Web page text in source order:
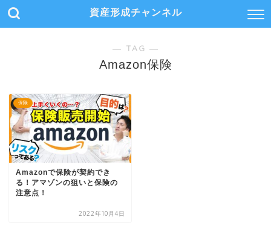
資産形成チャンネル
― TAG ―
Amazon保険
保険
Amazonで保険が契約でき
る！アマゾンの狙いと保険の
注意点！
2022年10月4日